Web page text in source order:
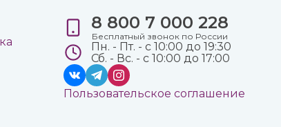
8 800 7 000 228
Бесплатный звонок по России
Пн. - Пт. - с 10:00 до 19:30
Сб. - Вс. - с 10:00 до 17:00
Пользовательское соглашение